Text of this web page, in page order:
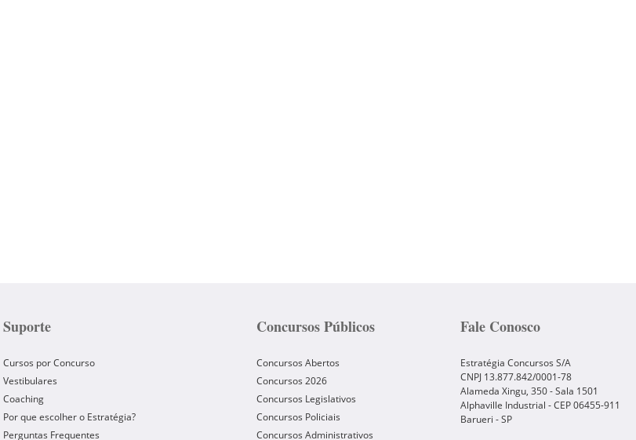
Suporte
Cursos por Concurso
Vestibulares
Coaching
Por que escolher o Estratégia?
Perguntas Frequentes
Concursos Públicos
Concursos Abertos
Concursos 2026
Concursos Legislativos
Concursos Policiais
Concursos Administrativos
Fale Conosco
Estratégia Concursos S/A
CNPJ 13.877.842/0001-78
Alameda Xingu, 350 - Sala 1501
Alphaville Industrial - CEP06455-911
Barueri -SP